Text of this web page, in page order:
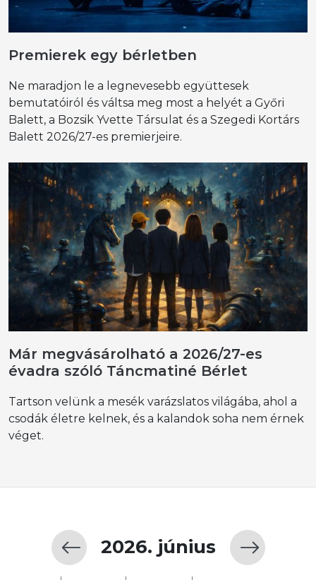
Premierek egy bérletben
Ne maradjon le a legnevesebb együttesek
bemutatóiról és váltsa meg most a helyét a Győri
Balett, a Bozsik Yvette Társulat és a Szegedi Kortárs
Balett 2026/27-es premierjeire.
Már megvásárolható a 2026/27-es
évadra szóló Táncmatiné Bérlet
Tartson velünk a mesék varázslatos világába, ahol a
csodák életre kelnek, és a kalandok soha nem érnek
véget.
2026. június